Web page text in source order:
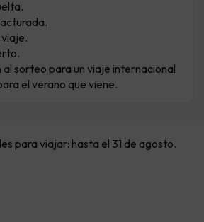
sorteo para un viaje internacional
el verano que viene.
para viajar: hasta el 31 de agosto.